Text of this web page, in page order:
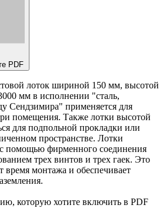
PDF
лоток шириной 150 мм, высотой
мм в исполнении "сталь,
Сендзимира" применяется для
помещения. Также лотки высотой
для подпольной прокладки или
пространстве. Лотки
помощью фирменного соединения
трех винтов и трех гаек. Это
время монтажа и обеспечивает
которую хотите включить в PDF